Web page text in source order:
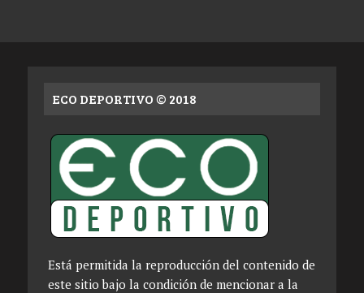
ECO DEPORTIVO © 2018
Está permitida la reproducción del contenido de
este sitio bajo la condición de mencionar a la